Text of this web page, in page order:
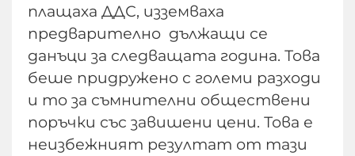
плащаха ДДС, изземваха
предварително дължащи се
данъци за следващата година. Това
беше придружено с големи разходи
и то за съмнителни обществени
поръчки със завишени цени. Това е
неизбежният резултат от тази